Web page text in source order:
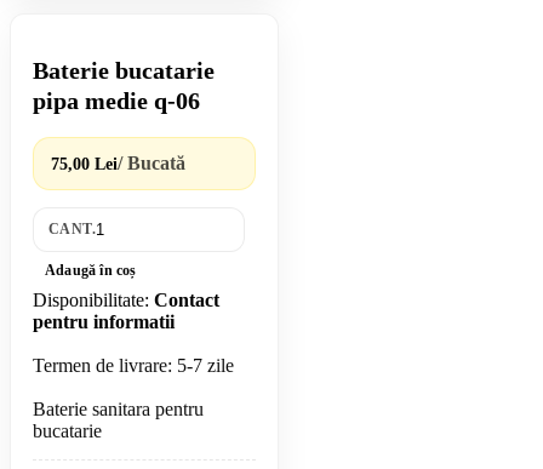
Baterie bucatarie
pipa medie q-06
75,00 Lei/ Bucată
CANT.
Adaugă în coș
Disponibilitate: Contact
pentru informatii
Termen de livrare: 5-7 zile
Baterie sanitara pentru